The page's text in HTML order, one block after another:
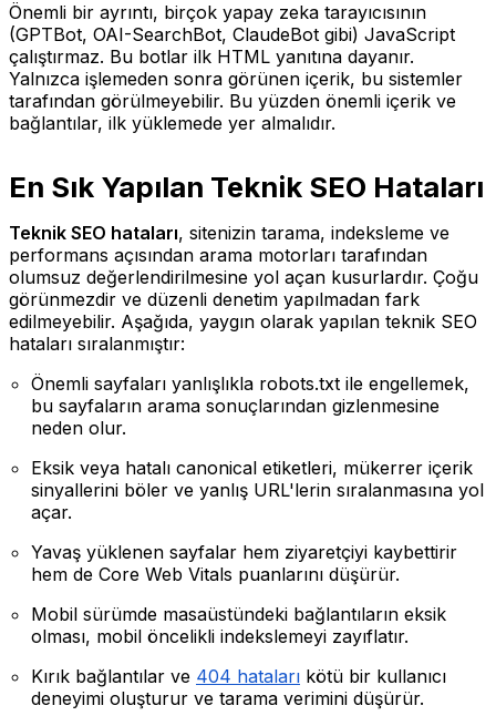
Önemli bir ayrıntı, birçok yapay zeka tarayıcısının
(GPTBot, OAI-SearchBot, ClaudeBot gibi) JavaScript
çalıştırmaz. Bu botlar ilk HTML yanıtına dayanır.
Yalnızca işlemeden sonra görünen içerik, bu sistemler
tarafından görülmeyebilir. Bu yüzden önemli içerik ve
bağlantılar, ilk yüklemede yer almalıdır.
En Sık Yapılan Teknik SEO Hataları
Teknik SEO hataları, sitenizin tarama, indeksleme ve
performans açısından arama motorları tarafından
olumsuz değerlendirilmesine yol açan kusurlardır. Çoğu
görünmezdir ve düzenli denetim yapılmadan fark
edilmeyebilir. Aşağıda, yaygın olarak yapılan teknik SEO
hataları sıralanmıştır:
Önemli sayfaları yanlışlıkla robots.txt ile engellemek,
bu sayfaların arama sonuçlarından gizlenmesine
neden olur.
Eksik veya hatalı canonical etiketleri, mükerrer içerik
sinyallerini böler ve yanlış URL'lerin sıralanmasına yol
açar.
Yavaş yüklenen sayfalar hem ziyaretçiyi kaybettirir
hem de Core Web Vitals puanlarını düşürür.
Mobil sürümde masaüstündeki bağlantıların eksik
olması, mobil öncelikli indekslemeyi zayıflatır.
Kırık bağlantılar ve 404 hataları kötü bir kullanıcı
deneyimi oluşturur ve tarama verimini düşürür.